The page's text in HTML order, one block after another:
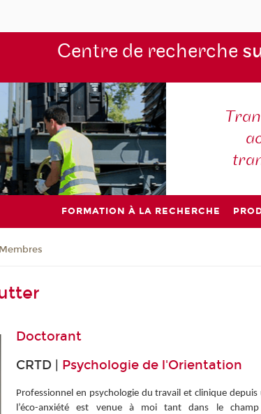
Centre de recherche
FORMATION À LA RECHERCHE
Membres
Doctorant
CRTD | Psychologie de l'Orientation
Professionnel en psychologie du travail et clinique depuis
l’éco-anxiété est venue à moi tant dans le